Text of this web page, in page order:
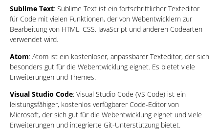
Sublime Text: Sublime Text ist ein fortschrittlicher Texteditor
für Code mit vielen Funktionen, der von Webentwicklern zur
Bearbeitung von HTML, CSS, JavaScript und anderen Codearten
verwendet wird.
Atom: Atom ist ein kostenloser, anpassbarer Texteditor, der sich
besonders gut für die Webentwicklung eignet. Es bietet viele
Erweiterungen und Themes.
Visual Studio Code: Visual Studio Code (VS Code) ist ein
leistungsfähiger, kostenlos verfügbarer Code-Editor von
Microsoft, der sich gut für die Webentwicklung eignet und viele
Erweiterungen und integrierte Git-Unterstützung bietet.